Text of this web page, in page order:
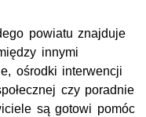
powiatu znajduje
innymi
ośrodki interwencji
czy poradnie
są gotowi pomóc